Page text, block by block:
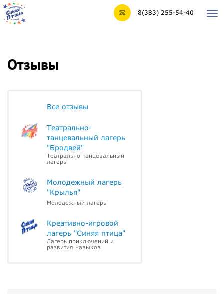
8(383) 255-54-40
Отзывы
Все отзывы
Театрально-
танцевальный лагерь
"Бродвей"
Театрально-танцевальный
лагерь
Молодежный лагерь
"Крылья"
Молодежный лагерь
Креативно-игровой
лагерь "Синяя птица"
Лагерь приключений и
развития навыков